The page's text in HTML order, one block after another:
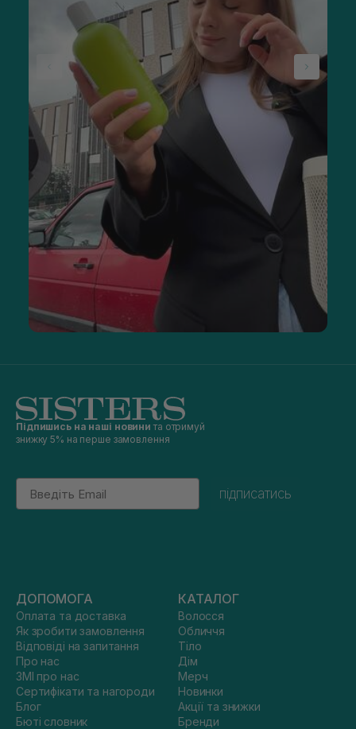
Підпишись на наші новини та отримуй
знижку 5% на перше замовлення
Email
підписатись
ДОПОМОГА
Оплата та доставка
Як зробити замовлення
Відповіді на запитання
Про нас
ЗМІ про нас
Сертифікати та нагороди
Блог
Бюті словник
КАТАЛОГ
Волосся
Обличчя
Тіло
Дім
Мерч
Новинки
Акції та знижки
Бренди